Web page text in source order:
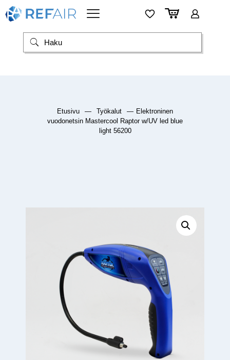
Etusivu — Työkalut — Elektroninen
vuodonetsin Mastercool Raptor w/UV led blue
light 56200